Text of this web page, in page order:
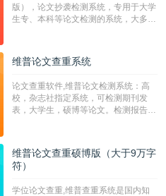
版），论文抄袭检测系统，专用于大学
生专、本科等论文检测的系统，大多数
维普论文查重系统
论文查重软件,维普论文检测系统：高
校，杂志社指定系统，可检测期刊发
表，大学生，硕博等论文。检测报告支
维普论文查重硕博版（大于9万字
符）
学位论文查重,维普查重系统是国内知